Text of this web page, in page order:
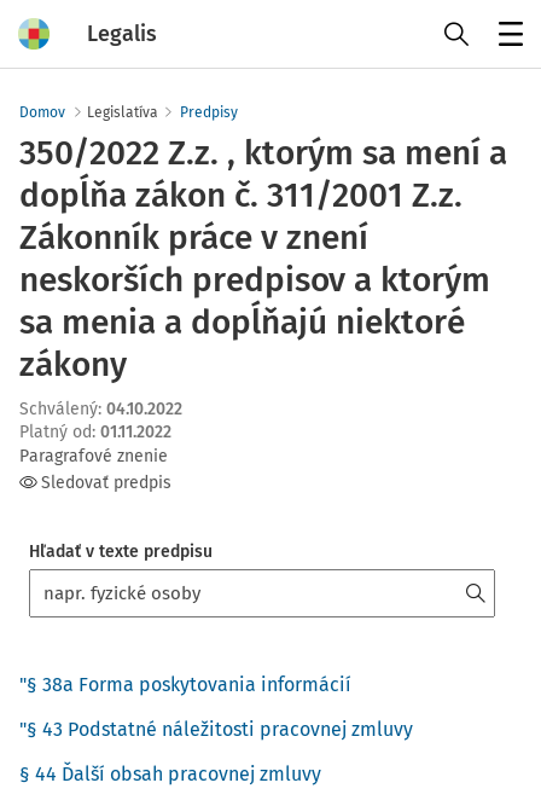
Legalis
Domov Legislatíva Predpisy
350/2022 Z.z. , ktorým sa mení a
dopĺňa zákon č. 311/2001 Z.z.
Zákonník práce v znení
neskorších predpisov a ktorým
sa menia a dopĺňajú niektoré
zákony
Schválený: 04.10.2022
Platný od: 01.11.2022
Paragrafové znenie
Sledovať predpis
Hľadať v texte predpisu
"§ 38a Forma poskytovania informácií
"§ 43 Podstatné náležitosti pracovnej zmluvy
§ 44 Ďalší obsah pracovnej zmluvy